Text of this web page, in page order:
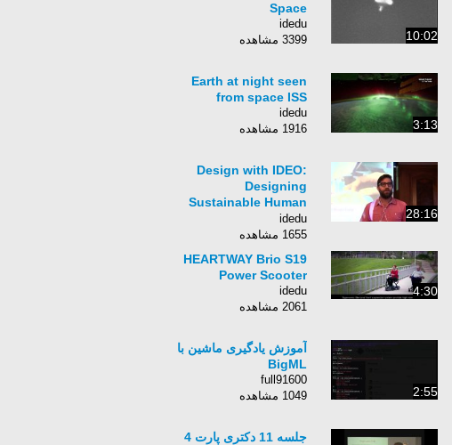
10:02
Space
idedu
3399 مشاهده
3:13
Earth at night seen
from space ISS
idedu
1916 مشاهده
28:16
Design with IDEO:
Designing
Sustainable Human
Centered Business
Mo
idedu
1655 مشاهده
4:30
HEARTWAY Brio S19
Power Scooter
idedu
2061 مشاهده
2:55
آموزش یادگیری ماشین با
BigML
full91600
1049 مشاهده
جلسه 11 دکتری پارت 4